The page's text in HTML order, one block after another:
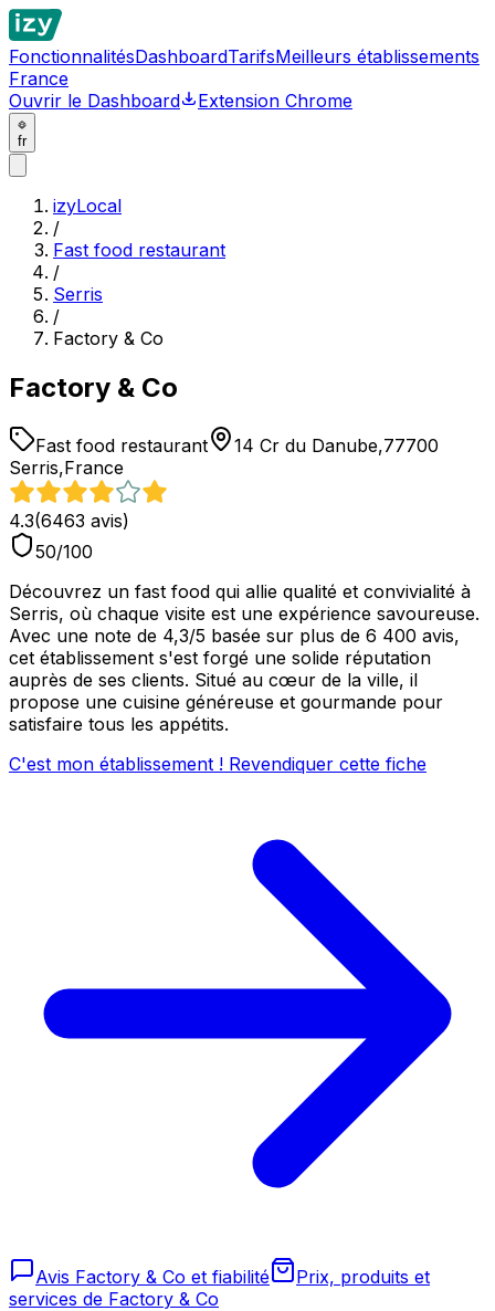
FonctionnalitésDashboardTarifsMeilleurs établissements
France
Ouvrir le Dashboard
Extension Chrome
fr
izyLocal
/
Fast food restaurant
/
Serris
/
Factory & Co
Factory & Co
Fast food restaurant
14 Cr du Danube,77700
Serris,France
4.3(6463 avis)
50/100
Découvrez un fast food qui allie qualité et convivialité à
Serris, où chaque visite est une expérience savoureuse.
Avec une note de 4,3/5 basée sur plus de 6 400 avis,
cet établissement s'est forgé une solide réputation
auprès de ses clients. Situé au cœur de la ville, il
propose une cuisine généreuse et gourmande pour
satisfaire tous les appétits.
C'est mon établissement ! Revendiquer cette fiche
Avis Factory & Co et fiabilité
Prix, produits et
services de Factory & Co